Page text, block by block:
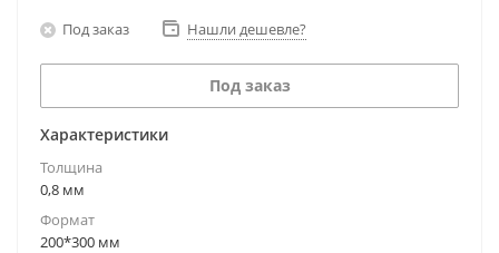
Под заказ Нашли дешевле?
Под заказ
Характеристики
Толщина
0,8 мм
Формат
200*300 мм